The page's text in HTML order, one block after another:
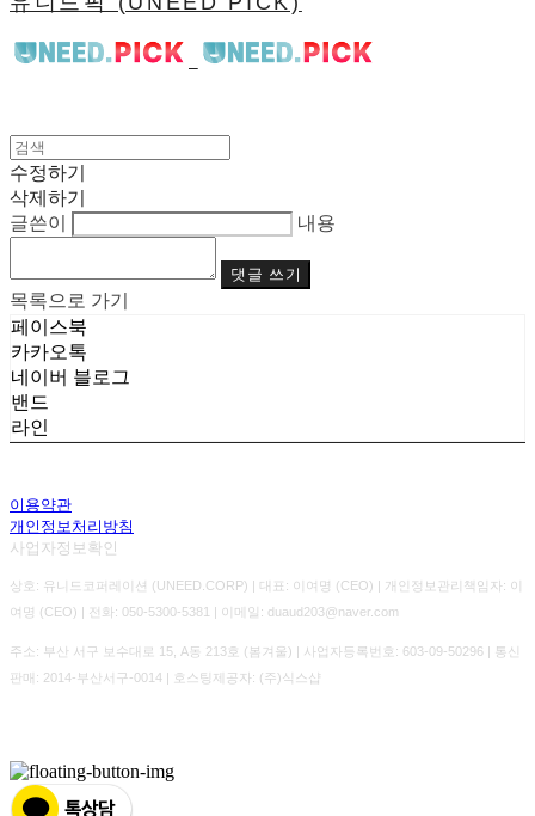
수정하기
삭제하기
글쓴이
내용
댓글 쓰기
목록으로 가기
페이스북
카카오톡
네이버 블로그
밴드
라인
이용약관
개인정보처리방침
사업자정보확인
상호: 유니드코퍼레이션 (UNEED.CORP) | 대표: 이여명 (CEO) | 개인정보관리책임자: 이
여명 (CEO) | 전화: 050-5300-5381 | 이메일: duaud203@naver.com
주소: 부산 서구 보수대로 15, A동 213호 (봄겨울) | 사업자등록번호: 603-09-50296 | 통신
판매: 2014-부산서구-0014 | 호스팅제공자: (주)식스샵